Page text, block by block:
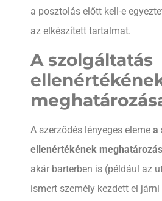
a posztolás előtt kell-e
az elkészített tartalmat.
A szolgáltatás
A szerződés lényeges eleme a
ellenértékének
akár barterben is (például az
ismert személy kezdett el